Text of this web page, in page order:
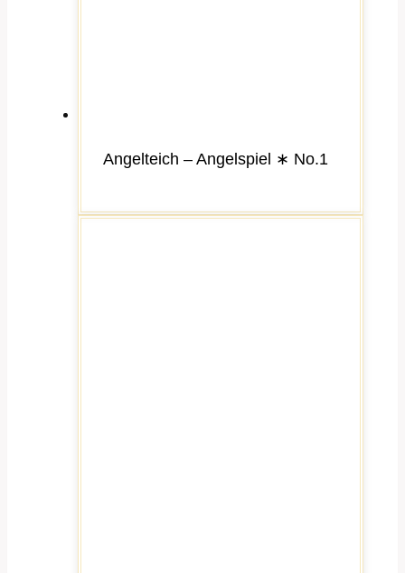
Angelteich – Angelspiel ∗ No.1